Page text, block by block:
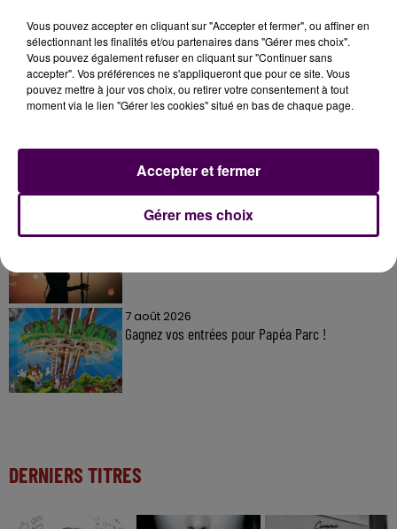
À LA UNE
Gagnez vos pass pour le V and B Fest' 2026 !
Inscrivez-vous au casting The Voice & The Voice
7 août 2026
Gagnez vos entrées pour Papéa Parc !
DERNIERS TITRES
Vous pouvez accepter en cliquant sur "Accepter et fermer", ou affiner en
sélectionnant les finalités et/ou partenaires dans "Gérer mes choix".
Vous pouvez également refuser en cliquant sur "Continuer sans
accepter". Vos préférences ne s'appliqueront que pour ce site. Vous
pouvez mettre à jour vos choix, ou retirer votre consentement à tout
moment via le lien "Gérer les cookies" situé en bas de chaque page.
Gérer mes choix
Accepter et fermer